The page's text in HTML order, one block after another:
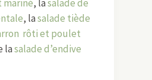
mariné, lasalade de
, lasalade tiède
rôti et poulet
lasalade d’endive